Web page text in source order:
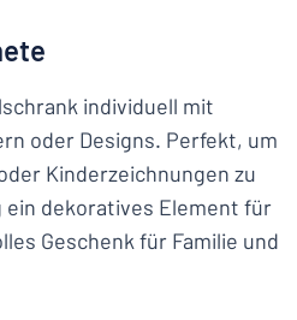
individuell mit
oder Designs. Perfekt, um
Kinderzeichnungen zu
ein dekoratives Element für
Geschenk für Familie und